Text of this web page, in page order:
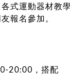
式運動器材教
報名參加。
20:00，搭配